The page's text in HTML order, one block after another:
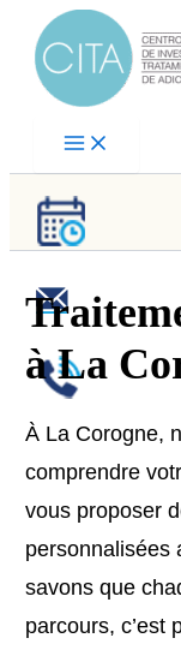
Aller
contenu
à La
À La Corogne,
comprendre
vous proposer
personnalisées
savons que
parcours, c’est